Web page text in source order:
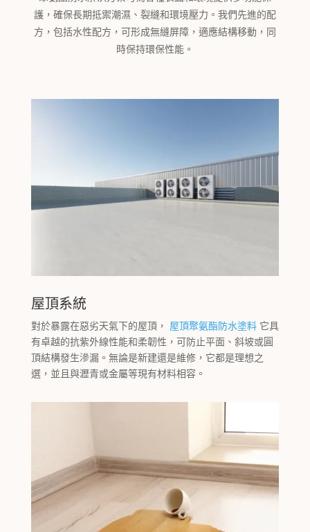
護，確保長期抵禦潮濕、裂縫和環境壓力。我們先進的配
方，包括水性配方，可形成無縫屏障，適應結構移動，同
時保持環保性能。
屋頂系統
對於暴露在惡劣天氣下的屋頂， 屋頂聚氨酯防水塗料它具
有卓越的抗紫外線性能和柔韌性，可防止平面、斜坡或圓
頂結構發生滲漏。無論是新建還是維修，它都是理想之
選，並且與瀝青或金屬等現有材料相容。